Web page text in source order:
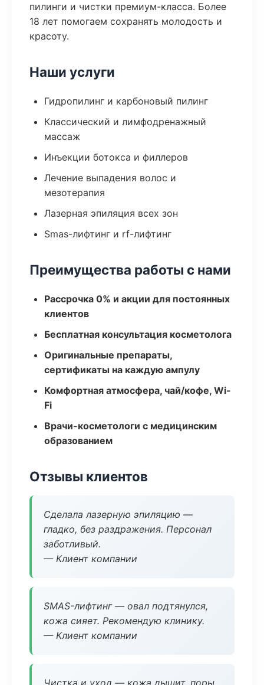
пилинги и чистки премиум-класса. Более
18 лет помогаем сохранять молодость и
красоту.
Наши услуги
Гидропилинг и карбоновый пилинг
Классический и лимфодренажный
массаж
Инъекции ботокса и филлеров
Лечение выпадения волос и
мезотерапия
Лазерная эпиляция всех зон
Smas-лифтинг и rf-лифтинг
Преимущества работы с нами
Рассрочка 0% и акции для постоянных
клиентов
Бесплатная консультация косметолога
Оригинальные препараты,
сертификаты на каждую ампулу
Комфортная атмосфера, чай/кофе, Wi-
Fi
Врачи-косметологи с медицинским
образованием
Отзывы клиентов
Сделала лазерную эпиляцию —
гладко, без раздражения. Персонал
заботливый.
— Клиент компании
SMAS-лифтинг — овал подтянулся,
кожа сияет. Рекомендую клинику.
— Клиент компании
Чистка и уход — кожа дышит, поры